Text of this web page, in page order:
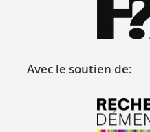
Avec le soutien de: